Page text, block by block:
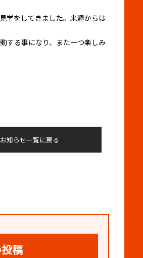
学をしてきました。来週からは
する事になり、また一つ楽しみ
お知らせ一覧に戻る
稿